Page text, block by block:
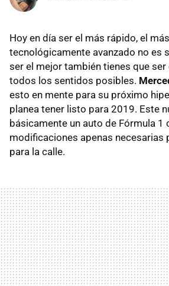
Hoy en día ser el más rápido, el
tecnológicamente avanzado no es
ser el mejor también tienes que
todos los sentidos posibles.
esto en mente para su próximo
planea tener listo para 2019. Este
básicamente un auto de Fórmula 1
modificaciones apenas necesarias
para la calle.